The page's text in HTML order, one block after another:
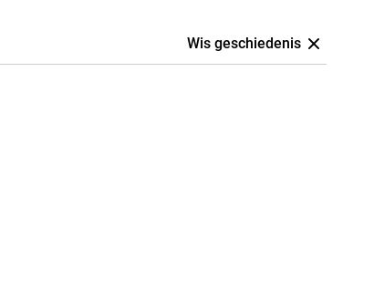
Wis geschiedenis